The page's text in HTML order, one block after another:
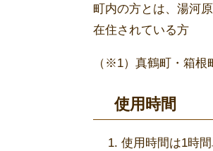
町内の方とは、湯河
在住されている方
（※1）真鶴町・箱根
使用時間
使用時間は1時間